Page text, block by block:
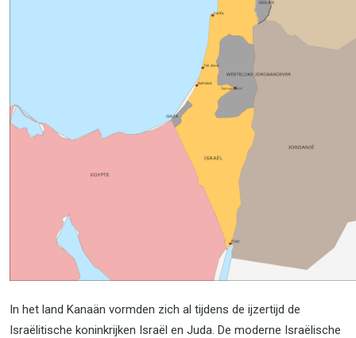
In het land Kanaän vormden zich al tijdens de ijzertijd de
Israëlitische koninkrijken Israël en Juda. De moderne Israëlische